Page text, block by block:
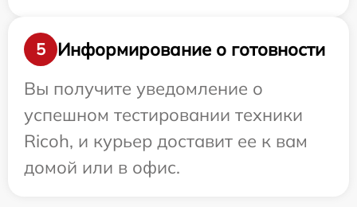
5
Информирование о готовности
Вы получите уведомление о
успешном тестировании техники
Ricoh, и курьер доставит ее к вам
домой или в офис.